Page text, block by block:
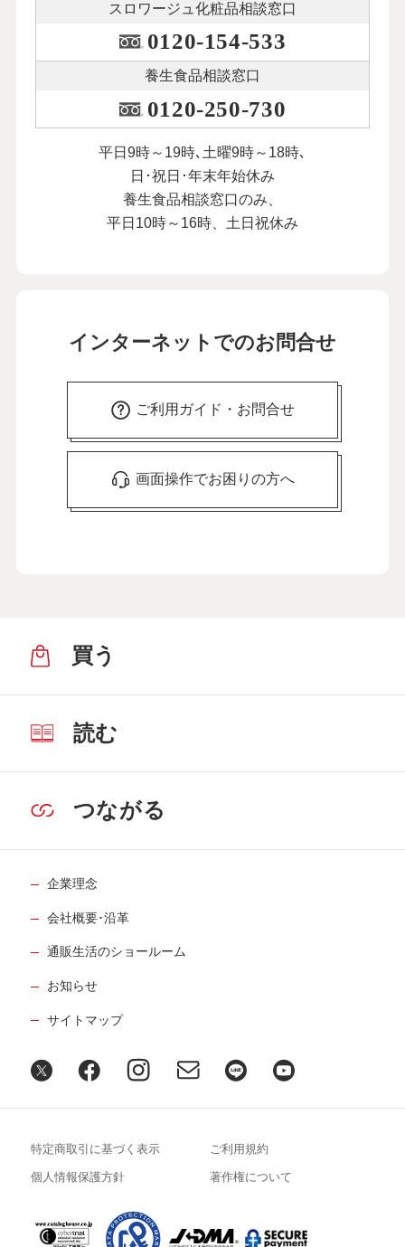
スロワージュ化粧品相談窓口
0120-154-533
養生食品相談窓口
0120-250-730
平日9時～19時､土曜9時～18時､
日･祝日･年末年始休み
養生食品相談窓口のみ、
平日10時～16時、土日祝休み
インターネットでのお問合せ
ご利用ガイド・お問合せ
画面操作でお困りの方へ
買う
読む
つながる
企業理念
会社概要･沿革
通販生活のショールーム
お知らせ
サイトマップ
特定商取引に基づく表示 ご利用規約
個人情報保護方針 著作権について